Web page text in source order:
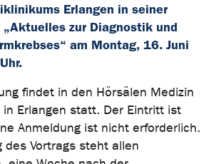
Erlangen in seiner
„Aktuelles zur Diagnostik und
am Montag, 16. Juni
findet in den Hörsälen Medizin
Erlangen statt. Der Eintritt ist
Anmeldung ist nicht erforderlich.
des Vortrags steht allen